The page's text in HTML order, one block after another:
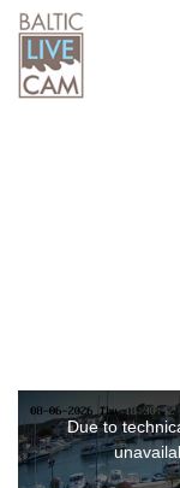
This
is
a
modal
window.
Due to